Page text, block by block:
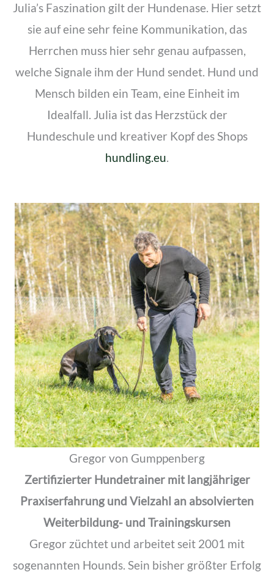
Julia’s Faszination gilt der Hundenase. Hier setzt
sie auf eine sehr feine Kommunikation, das
Herrchen muss hier sehr genau aufpassen,
welche Signale ihm der Hund sendet. Hund und
Mensch bilden ein Team, eine Einheit im
Idealfall. Julia ist das Herzstück der
Hundeschule und kreativer Kopf des Shops
hundling.eu.
Gregor von Gumppenberg
Zertifizierter Hundetrainer mit langjähriger
Praxiserfahrung und Vielzahl an absolvierten
Weiterbildung- und Trainingskursen
Gregor züchtet und arbeitet seit 2001 mit
sogenannten Hounds. Sein bisher größter Erfolg